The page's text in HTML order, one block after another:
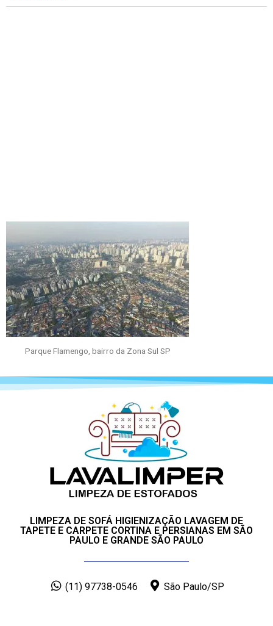
Parque Flamengo, bairro da Zona Sul SP
LIMPEZA DE SOFÁ HIGIENIZAÇÃO LAVAGEM DE
TAPETE E CARPETE CORTINA E PERSIANAS EM SÃO
PAULO E GRANDE SÃO PAULO
(11) 97738-0546 São Paulo/SP